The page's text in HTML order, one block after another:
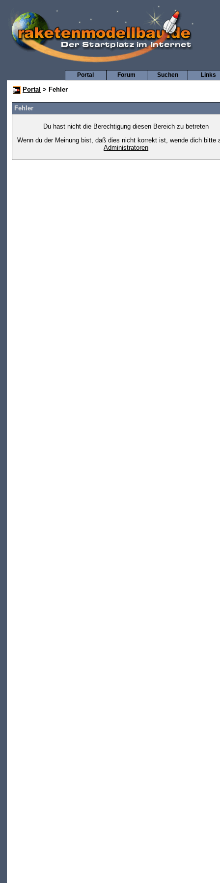
Links
Suchen
Forum
Portal
Portal > Fehler
Fehler
Du hast nicht die Berechtigung diesen Bereich zu betreten
Wenn du der Meinung bist, daß dies nicht korrekt ist, wende dich bitte
Administratoren